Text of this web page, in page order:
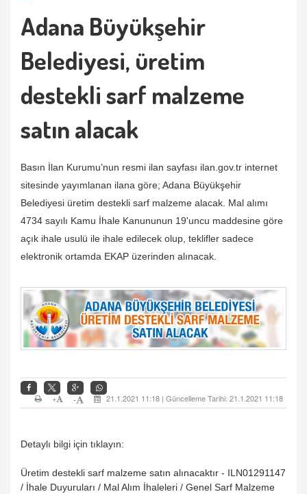
Adana Büyükşehir
Belediyesi, üretim
destekli sarf malzeme
satın alacak
Basın İlan Kurumu’nun resmi ilan sayfası ilan.gov.tr internet
sitesinde yayımlanan ilana göre; Adana Büyükşehir
Belediyesi üretim destekli sarf malzeme alacak. Mal alımı
4734 sayılı Kamu İhale Kanununun 19'uncu maddesine göre
açık ihale usulü ile ihale edilecek olup, teklifler sadece
elektronik ortamda EKAP üzerinden alınacak.
21.1.2021 11:18 | Güncelleme Tarihi: 21.1.2021 11:18
-
+
Detaylı bilgi için tıklayın:
Üretim destekli sarf malzeme satın alınacaktır - ILN01291147
/ İhale Duyuruları / Mal Alım İhaleleri / Genel Sarf Malzeme